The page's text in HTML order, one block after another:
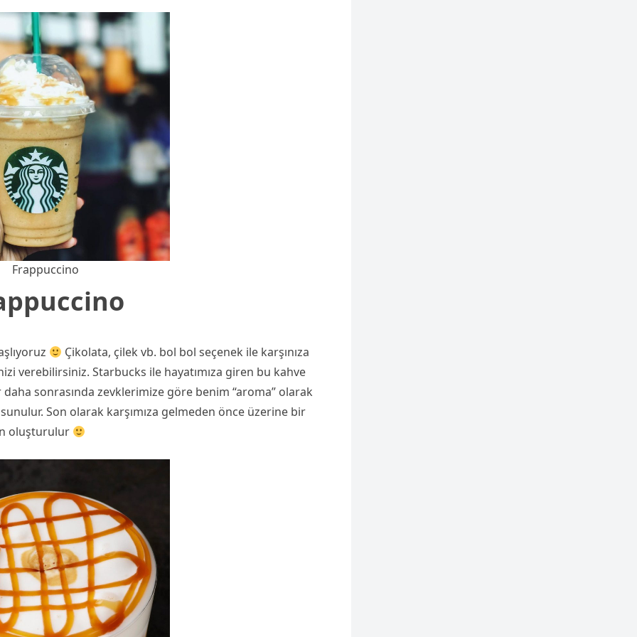
Frappuccino
Çikolata, çilek vb. bol bol seçenek ile karşınıza
verebilirsiniz. Starbucks ile hayatımıza giren bu kahve
daha sonrasında zevklerimize göre benim “aroma” olarak
Son olarak karşımıza gelmeden önce üzerine bir
oluşturulur